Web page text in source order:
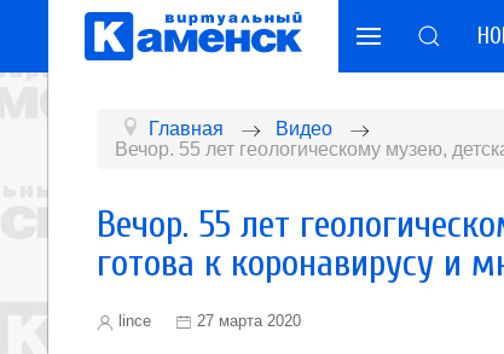
Главная
Видео
Вечор. 55 лет геологическому музею,
Вечор. 55 лет
готова к коронавирусу и
lince 27 марта 2020